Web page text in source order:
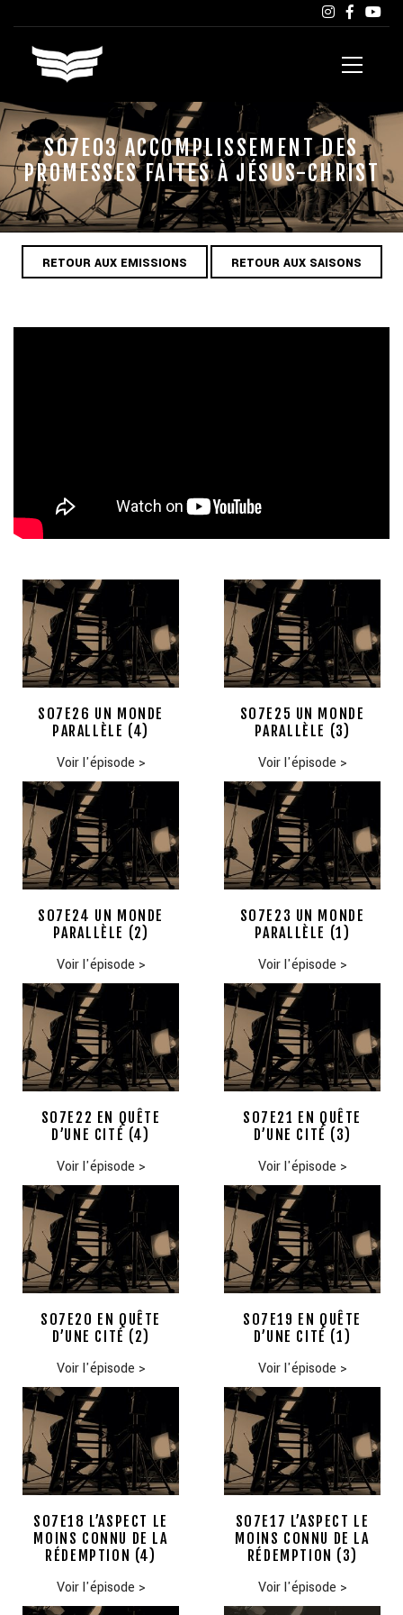
S07E03 ACCOMPLISSEMENT DES
PROMESSES FAITES À JÉSUS-CHRIST
RETOUR AUX EMISSIONS RETOUR AUX SAISONS
S07E26 UN MONDE
PARALLÈLE (4)
Voir l'épisode >
S07E25 UN MONDE
PARALLÈLE (3)
Voir l'épisode >
S07E24 UN MONDE
PARALLÈLE (2)
Voir l'épisode >
S07E23 UN MONDE
PARALLÈLE (1)
Voir l'épisode >
S07E22 EN QUÊTE
D’UNE CITÉ (4)
Voir l'épisode >
S07E21 EN QUÊTE
D’UNE CITÉ (3)
Voir l'épisode >
S07E20 EN QUÊTE
D’UNE CITÉ (2)
Voir l'épisode >
S07E19 EN QUÊTE
D’UNE CITÉ (1)
Voir l'épisode >
S07E18 L’ASPECT LE
MOINS CONNU DE LA
RÉDEMPTION (4)
Voir l'épisode >
S07E17 L’ASPECT LE
MOINS CONNU DE LA
RÉDEMPTION (3)
Voir l'épisode >